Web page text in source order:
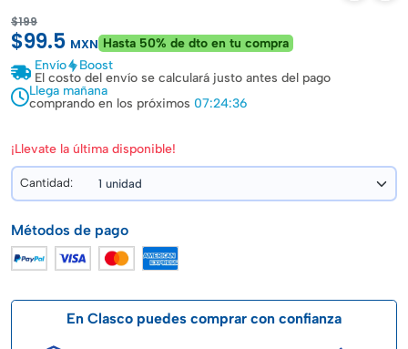
$199
$99.5 MXN Hasta 50% de dto en tu compra
Envío
Boost
El costo del envío se calculará justo antes del pago
Llega mañana
comprando en los próximos 07:24:36
¡Llevate la última disponible!
Cantidad:
Métodos de pago
En Clasco puedes comprar con confianza